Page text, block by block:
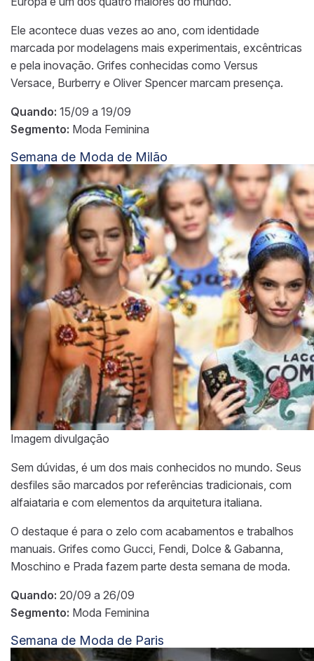
Ele acontece duas vezes ao ano, com identidade
marcada por modelagens mais experimentais, excêntricas
e pela inovação. Grifes conhecidas como Versus
Versace, Burberry e Oliver Spencer marcam presença.
Quando: 15/09 a 19/09
Segmento: Moda Feminina
Semana de Moda de Milão
Imagem divulgação
Sem dúvidas, é um dos mais conhecidos no mundo. Seus
desfiles são marcados por referências tradicionais, com
alfaiataria e com elementos da arquitetura italiana.
O destaque é para o zelo com acabamentos e trabalhos
manuais. Grifes como Gucci, Fendi, Dolce & Gabanna,
Moschino e Prada fazem parte desta semana de moda.
Quando: 20/09 a 26/09
Segmento: Moda Feminina
Semana de Moda de Paris